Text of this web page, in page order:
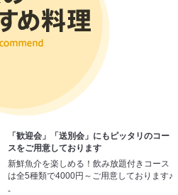
「歓迎会」「送別会」にもピッタリのコー
スをご用意しております
新鮮魚介を楽しめる！飲み放題付きコース
は全5種類で4000円～ご用意しております♪
-